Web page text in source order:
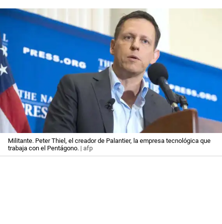
Militante. Peter Thiel, el creador de Palantier, la empresa tecnológica que
trabaja con el Pentágono. | afp